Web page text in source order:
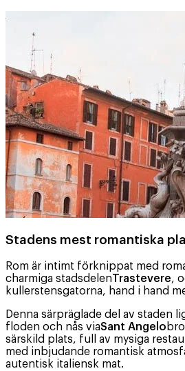
Stadens mest romantiska
Rom är intimt förknippat med
charmiga stadsdelenTrastevere,
kullerstensgatorna, hand i hand
Denna särpräglade del av staden
floden och nås viaSant Angelo
särskild plats, full av mysiga
med inbjudande romantisk
autentisk italiensk mat.